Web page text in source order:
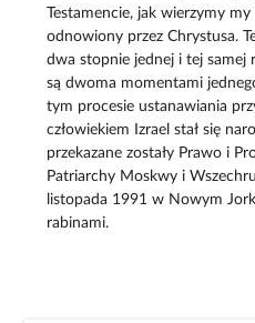
Testamencie, jak wierzymy
odnowiony przez Chrystusa.
dwa stopnie jednej i tej samej
są dwoma momentami
tym procesie ustanawiania
człowiekiem Izrael stał się
przekazane zostały Prawo i
Patriarchy Moskwy i
listopada 1991 w Nowym
rabinami.